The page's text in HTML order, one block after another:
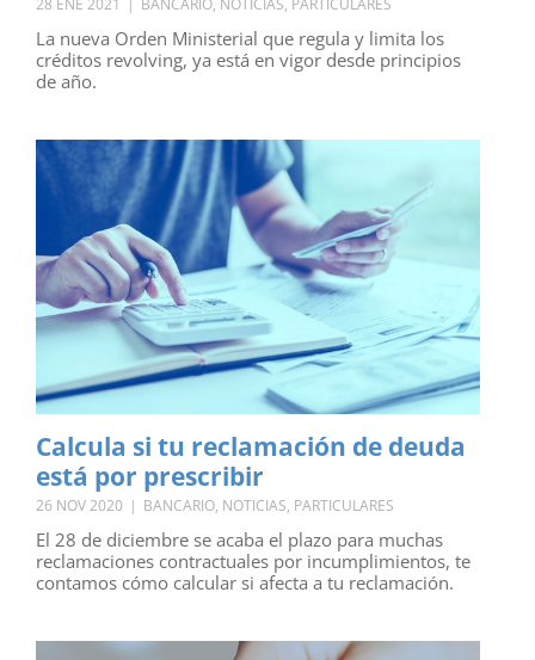
28 ENE 2021 | BANCARIO, NOTICIAS, PARTICULARES
La nueva Orden Ministerial que regula y limita los
créditos revolving, ya está en vigor desde principios
de año.
Calcula si tu reclamación de deuda
está por prescribir
26 NOV 2020 | BANCARIO, NOTICIAS, PARTICULARES
El 28 de diciembre se acaba el plazo para muchas
reclamaciones contractuales por incumplimientos, te
contamos cómo calcular si afecta a tu reclamación.